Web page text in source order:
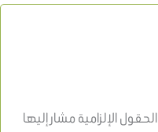
الحقول الإلزامية مشار إليها